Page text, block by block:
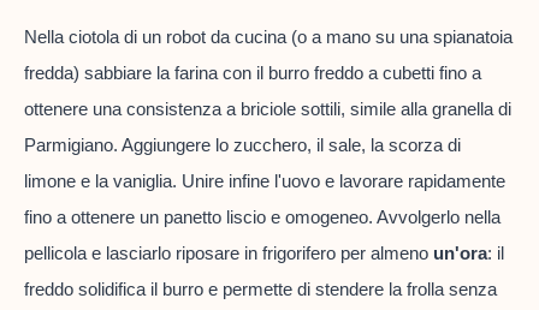
Nella ciotola di un robot da cucina (o a mano su una spianatoia
fredda) sabbiare la farina con il burro freddo a cubetti fino a
ottenere una consistenza a briciole sottili, simile alla granella di
Parmigiano. Aggiungere lo zucchero, il sale, la scorza di
limone e la vaniglia. Unire infine l'uovo e lavorare rapidamente
fino a ottenere un panetto liscio e omogeneo. Avvolgerlo nella
pellicola e lasciarlo riposare in frigorifero per almeno un'ora: il
freddo solidifica il burro e permette di stendere la frolla senza